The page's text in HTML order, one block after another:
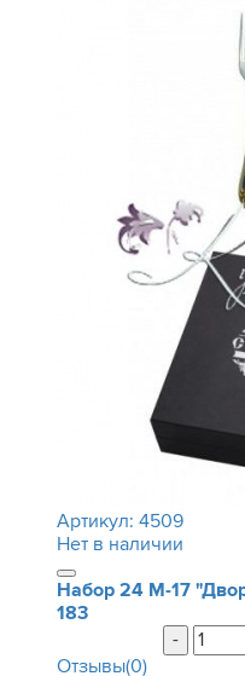
Артикул:4509
Нет в наличии
Набор 24 М-17
183
-
Отзывы(0)